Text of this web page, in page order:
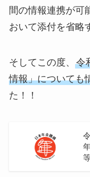
間の情報連携が可
おいて添付を省略
そしてこの度、 令
情報」についても
た！！